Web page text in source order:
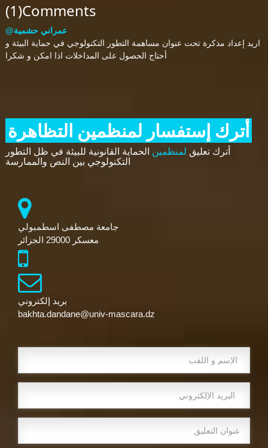
(1)Comments
@عمراني حشمية
اريد إعداد مذكرة تحت عنوان مساهمة التطور التكنولوجي في حماية البيئة و
أحتاج الحصول على المداخلات اذا امكن و شكرا
أترك إستفسار لمنظمين التظاهرة
أترك تعليق لمنظمين الحماية القانونية للبيئة في ظل التطور
التكنولوجي بين النص والممارسة
جامعة مصطفى اسطمبولي
معسكر 29000 الجزائر
بريد إلكتروني
bakhta.dandane@univ-mascara.dz